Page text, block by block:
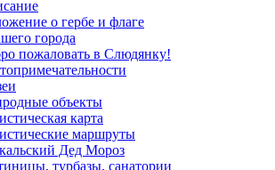
о гербе и флаге
города
пожаловать в Слюдянку!
объекты
карта
маршруты
Дед Мороз
турбазы, санатории